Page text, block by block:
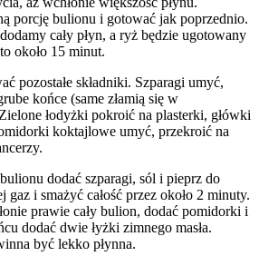
porcję bulionu i gotować jak poprzednio.
cały płyn, a ryż będzie ugotowany
około 15 minut.
pozostałe składniki. Szparagi umyć,
końce (same złamią się w
łodyżki pokroić na plasterki, główki
koktajlowe umyć, przekroić na
dodać szparagi, sól i pieprz do
i smażyć całość przez około 2 minuty.
prawie cały bulion, dodać pomidorki i
dodać dwie łyżki zimnego masła.
być lekko płynna.